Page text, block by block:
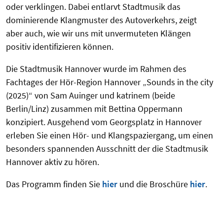
oder verklingen. Dabei entlarvt Stadtmusik das
dominierende Klangmuster des Autoverkehrs, zeigt
aber auch, wie wir uns mit unvermuteten Klängen
positiv identifizieren können.
Die Stadtmusik Hannover wurde im Rahmen des
Fachtages der Hör-Region Hannover „Sounds in the city
(2025)“ von Sam Auinger und katrinem (beide
Berlin/Linz) zusammen mit Bettina Oppermann
konzipiert. Ausgehend vom Georgsplatz in Hannover
erleben Sie einen Hör- und Klangspaziergang, um einen
besonders spannenden Ausschnitt der die Stadtmusik
Hannover aktiv zu hören.
Das Programm finden Sie hier und die Broschüre hier.